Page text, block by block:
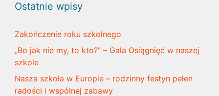
Ostatnie wpisy
Zakończenie roku szkolnego
„Bo jak nie my, to kto?” – Gala Osiągnięć w naszej
szkole
Nasza szkoła w Europie – rodzinny festyn pełen
radości i wspólnej zabawy